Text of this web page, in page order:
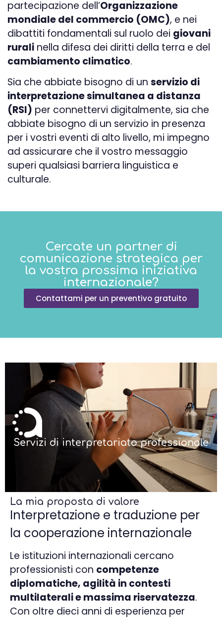
partecipazione dell’Organizzazione
mondiale del commercio (OMC), e nei
dibattiti fondamentali sul ruolo dei giovani
rurali nella difesa dei diritti della terra e del
cambiamento climatico.
Sia che abbiate bisogno di un servizio di
interpretazione simultanea a distanza
(RSI) per connettervi digitalmente, sia che
abbiate bisogno di un servizio in presenza
per i vostri eventi di alto livello, mi impegno
ad assicurare che il vostro messaggio
superi qualsiasi barriera linguistica e
culturale.
Cercate un partner di
comunicazione strategica per
la vostra prossima iniziativa
internazionale?
Contattami per un preventivo gratuito
La mia proposta di valore
Interpretazione e traduzione per
la cooperazione internazionale
Le istituzioni internazionali cercano
professionisti con competenze
diplomatiche, agilità in contesti
multilaterali e massima riservatezza.
Con oltre dieci anni di esperienza per
Servizi di interpretariato professionale